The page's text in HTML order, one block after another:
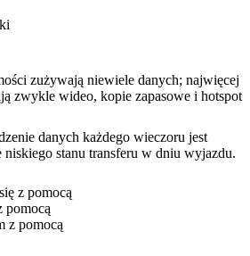
zużywają niewiele danych; najwięcej
zwykle wideo, kopie zapasowe i hotspot
danych każdego wieczoru jest
niskiego stanu transferu w dniu wyjazdu.
z pomocą
pomocą
z pomocą